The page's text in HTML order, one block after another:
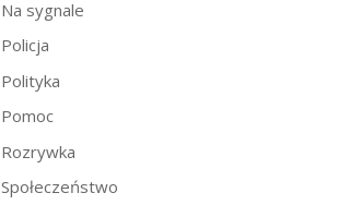
Na sygnale
Policja
Polityka
Pomoc
Rozrywka
Społeczeństwo